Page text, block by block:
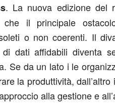
. La nuova edizione del
che il principale
o non coerenti. Il
dati affidabili diventa
Se da un lato i le
la produttività,
alla gestione e